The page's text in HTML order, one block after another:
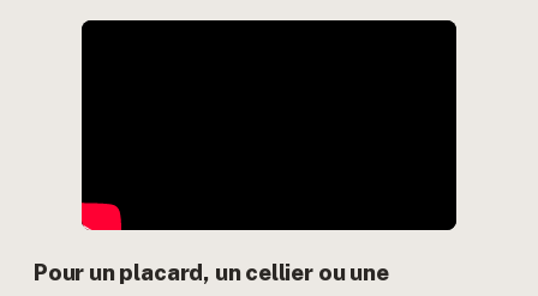
Pour un placard, un cellier ou une